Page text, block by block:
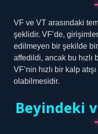
VF ve VT arasındaki
şeklidir. VF’de,
edilmeyen bir şekilde
affedildi, ancak bu hızlı
VF’nin hızlı bir kalp
olabilmesidir.
Beyindeki